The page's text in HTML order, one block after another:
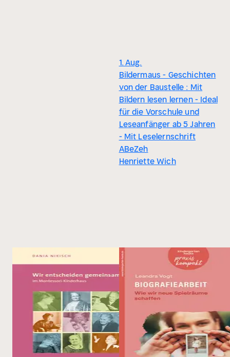
1. Aug.
Bildermaus - Geschichten
von der Baustelle : Mit
Bildern lesen lernen - Ideal
für die Vorschule und
Leseanfänger ab 5 Jahren
- Mit Leselernschrift
ABeZeh
Henriette Wich